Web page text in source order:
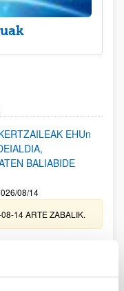
EHUn
BALIABIDE
08/14
14 ARTE ZABALIK.